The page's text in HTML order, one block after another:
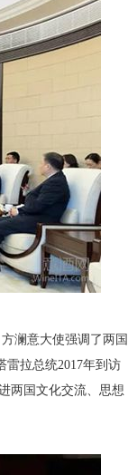
澜意大使强调了两国
拉总统2017年到访
两国文化交流、思想